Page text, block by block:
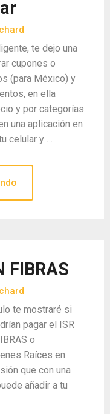
te dejo una
cupones o
(para México) y
en ella
y por categorías
una aplicación en
celular y …
FIBRAS
te mostraré si
pagar el ISR
o
Raíces en
que con una
añadir a tu